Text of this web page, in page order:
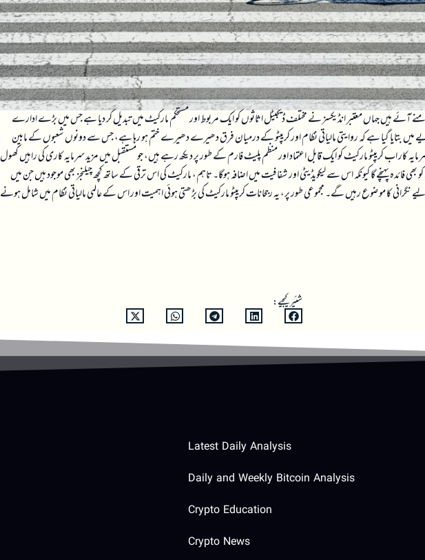
آئے ہیں جہاں معتبر انڈیکسز نے مختلف ڈیجیٹل اثاثوں کو ایک مربوط اور مستحکم مارکیٹ میں تبدیل کر دیا ہے جس میں بڑے ادارے
میں بتایا گیا ہے کہ روایتی مالیاتی نظام اور کریپٹو کے درمیان فرق دھیرے دھیرے ختم ہو رہا ہے، جس سے دونوں شعبوں کے مابین
کار اب کریپٹو مارکیٹ کو ایک قابل اعتماد اور منظم پلیٹ فارم کے طور پر دیکھ رہے ہیں، جو مستقبل میں مزید سرمایہ کاری کی راہیں کھول
پہنچے گا کیونکہ اس سے لیکویڈیٹی اور شفافیت میں اضافہ ہوگا۔ تاہم، مارکیٹ کی اس ترقی کے ساتھ کچھ چیلنجز بھی موجود ہیں جن میں
نگرانی کا موضوع رہیں گے۔ مجموعی طور پر، یہ رجحانات کریپٹو مارکیٹ کی بڑھتی ہوئی اہمیت اور اس کے عالمی مالیاتی نظام میں شامل ہونے
شئیر کیجیے:
Latest Daily Analysis
Daily and Weekly Bitcoin Analysis
Crypto Education
Crypto News